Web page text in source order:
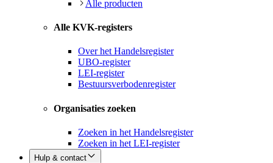
Alle producten
Alle KVK-registers
Over het Handelsregister
UBO-register
LEI-register
Bestuursverbodenregister
Organisaties zoeken
Zoeken in het Handelsregister
Zoeken in het LEI-register
Hulp & contact